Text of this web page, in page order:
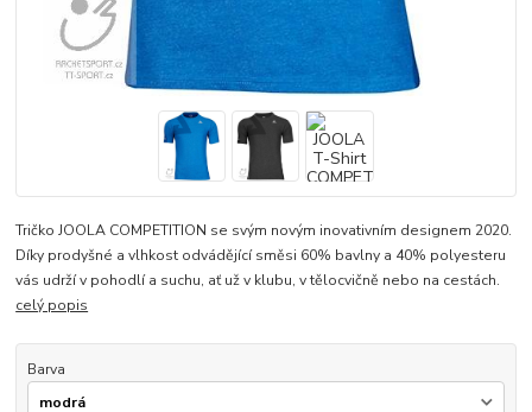
Tričko JOOLA COMPETITION se svým novým inovativním designem 2020.
Díky prodyšné a vlhkost odvádějící směsi 60% bavlny a 40% polyesteru
vás udrží v pohodlí a suchu, ať už v klubu, v tělocvičně nebo na cestách.
celý popis
Barva